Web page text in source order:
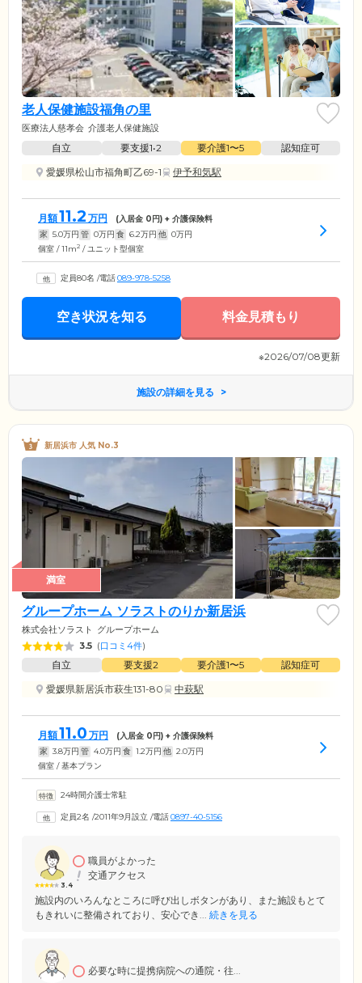
老人保健施設福角の里
医療法人慈孝会 介護老人保健施設
自立 要支援1•2 要介護1〜5
認知症可
愛媛県松山市福角町乙69-1
伊予和気駅
月額11.2 万円 (入居金 0円) + 介護保険料
家 5.0万円 管 0万円 食 6.2万円 他 0万円
個室 / 11m2 / ユニット型個室
定員80名 /電話089-978-5258
空き状況を知る 料金見積もり
※2026/07/08更新
施設の詳細を見る
新居浜市 人気 No.3
満室
グループホーム ソラストのりか新居浜
株式会社ソラスト グループホーム
3.5 (口コミ4件)
自立 要支援2 要介護1〜5
認知症可
愛媛県新居浜市萩生131-80
中萩駅
月額11.0 万円 (入居金 0円) + 介護保険料
家 3.8万円 管 4.0万円 食 1.2万円 他 2.0万円
個室 / 基本プラン
24時間介護士常駐
定員2名 /2011年9月設立 /電話0897-40-5156
3.4
職員がよかった
交通アクセス
施設内のいろんなところに呼び出しボタンがあり、また施設もとて
もきれいに整備されており、安心でき... 続きを見る
必要な時に提携病院への通院・往...